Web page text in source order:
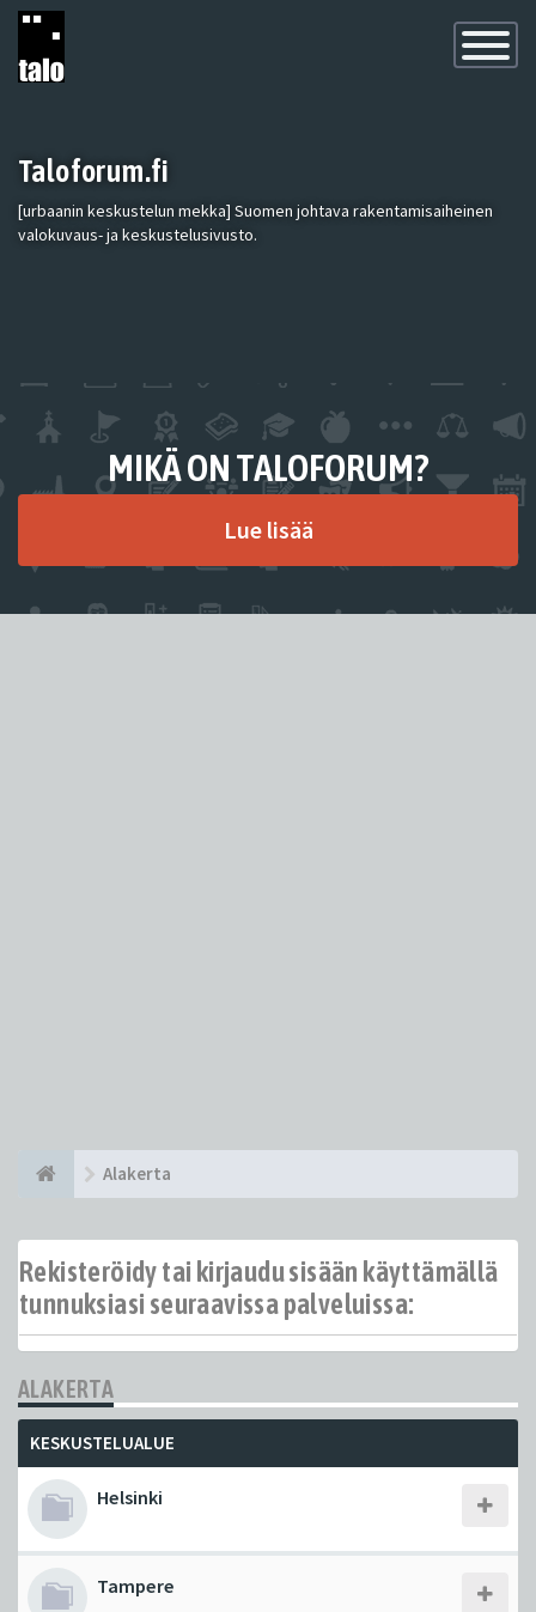
Toggle
Taloforum.fi
[urbaanin keskustelun mekka] Suomen johtava rakentamisaiheinen
valokuvaus- ja keskustelusivusto.
MIKÄ ON TALOFORUM?
Lue lisää
Alakerta
Rekisteröidy tai kirjaudu sisään käyttämällä
tunnuksiasi seuraavissa palveluissa:
ALAKERTA
KESKUSTELUALUE
Helsinki
Tampere